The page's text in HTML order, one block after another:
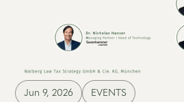
Jun 9, 2026 EVENTS